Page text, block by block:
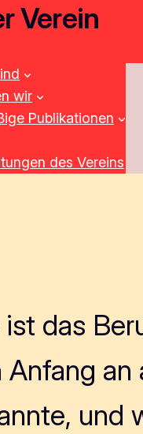
Verein
wir
Publikationen
des Vereins
ist das
Anfang an
und